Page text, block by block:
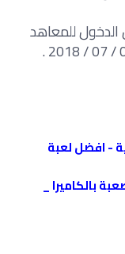
الدخول للمعاهد
- افضل لعبة
بالكاميرا _